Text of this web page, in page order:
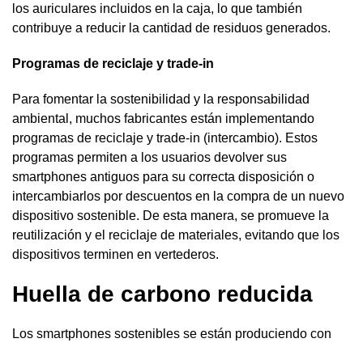
los auriculares incluidos en la caja, lo que también
contribuye a reducir la cantidad de residuos generados.
Programas de reciclaje y trade-in
Para fomentar la sostenibilidad y la responsabilidad
ambiental, muchos fabricantes están implementando
programas de reciclaje y trade-in (intercambio). Estos
programas permiten a los usuarios devolver sus
smartphones antiguos para su correcta disposición o
intercambiarlos por descuentos en la compra de un nuevo
dispositivo sostenible. De esta manera, se promueve la
reutilización y el reciclaje de materiales, evitando que los
dispositivos terminen en vertederos.
Huella de carbono reducida
Los smartphones sostenibles se están produciendo con